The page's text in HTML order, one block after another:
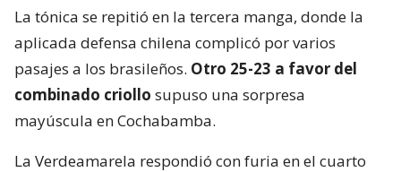
La tónica se repitió en la tercera manga, donde la
aplicada defensa chilena complicó por varios
pasajes a los brasileños. Otro 25-23 a favor del
combinado criollo supuso una sorpresa
mayúscula en Cochabamba.
La Verdeamarela respondió con furia en el cuarto